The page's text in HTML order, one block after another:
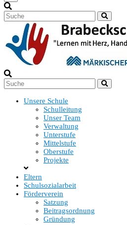
Unsere Schule
Schulleitung
Unser Team
Verwaltung
Unterstufe
Mittelstufe
Oberstufe
Projekte
Eltern
Schulsozialarbeit
Förderverein
Satzung
Beitragsordnung
Gründung